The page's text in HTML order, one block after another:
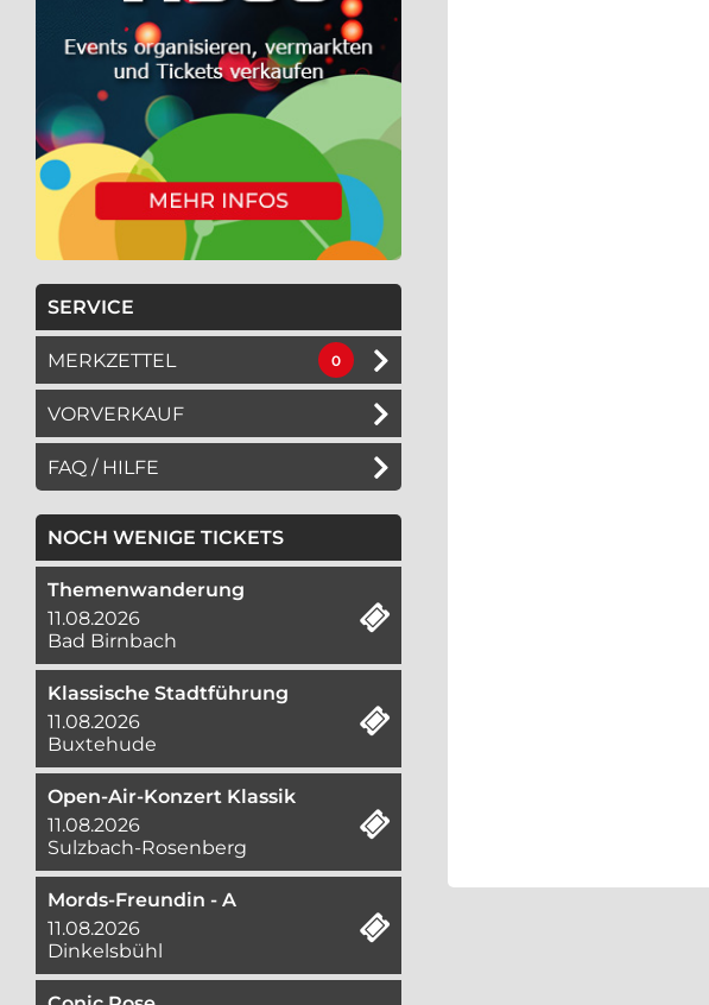
SERVICE
MERKZETTEL 0
VORVERKAUF
FAQ / HILFE
NOCH WENIGE TICKETS
Themenwanderung
11.08.2026
Bad Birnbach
Klassische Stadtführung
11.08.2026
Buxtehude
Open-Air-Konzert Klassik
11.08.2026
Sulzbach-Rosenberg
Mords-Freundin - A
11.08.2026
Dinkelsbühl